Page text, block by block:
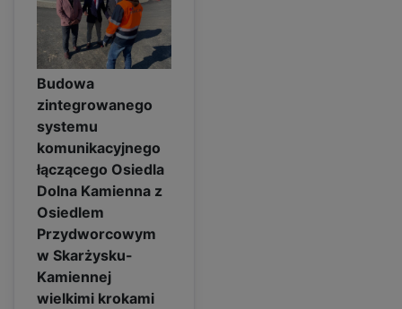
Budowa
zintegrowanego
systemu
komunikacyjnego
łączącego Osiedla
Dolna Kamienna z
Osiedlem
Przydworcowym
w Skarżysku-
Kamiennej
wielkimi krokami